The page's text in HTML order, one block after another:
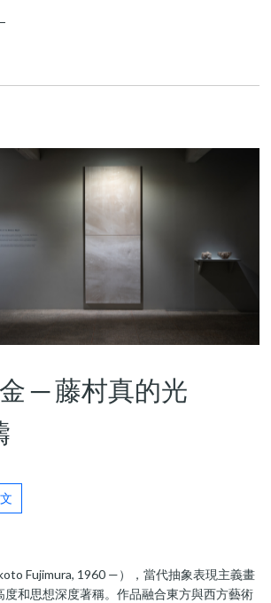
─ 藤村真的光
Fujimura, 1960 —），當代抽象表現主義畫
度和思想深度著稱。作品融合東方與西方藝術